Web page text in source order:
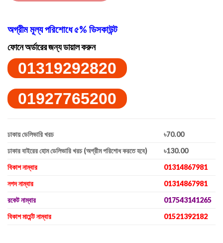
অগ্রীম মূল্য পরিশোধে ৫% ডিসকাউন্ট
ফোনে অর্ডারের জন্য ডায়াল করুন
01319292820
01927765200
ঢাকায় ডেলিভারি খরচ
৳70.00
ঢাকার বাইরের হোম ডেলিভারি খরচ (অগ্রীম পরিশোধ করতে হবে)
৳130.00
বিকাশ নাম্বার
01314867981
নগদ নাম্বার
01314867981
রকেট নাম্বার
017543141265
বিকাশ মার্চেন্ট নাম্বার
01521392182